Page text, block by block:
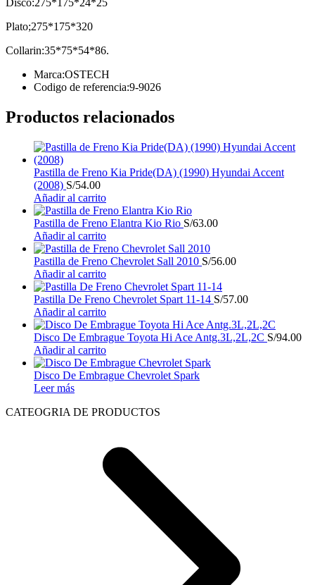
Plato;275*175*320
Collarin:35*75*54*86.
Marca:OSTECH
Codigo de referencia:9-9026
Productos relacionados
Pastilla de Freno Kia Pride(DA) (1990) Hyundai Accent
(2008) S/54.00
Añadir al carrito
Pastilla de Freno Elantra Kio Rio S/63.00
Añadir al carrito
Pastilla de Freno Chevrolet Sall 2010 S/56.00
Añadir al carrito
Pastilla De Freno Chevrolet Spart 11-14 S/57.00
Añadir al carrito
Disco De Embrague Toyota Hi Ace Antg.3L,2L,2C S/94.00
Añadir al carrito
Disco De Embrague Chevrolet Spark
Leer más
CATEOGRIA DE PRODUCTOS